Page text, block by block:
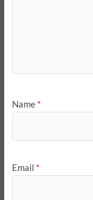
Name *
Email *